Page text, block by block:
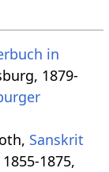
in
1879-
Sanskrit
1875,